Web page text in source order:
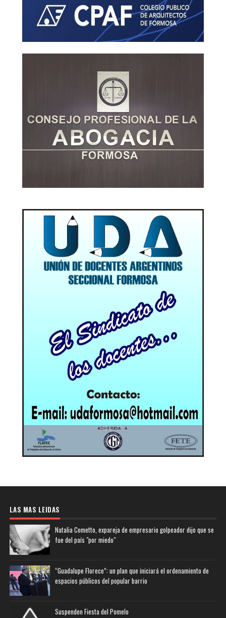
LAS MAS LEIDAS
Natalia Cometto, expareja de empresario golpeador dijo que se
fue del país "por miedo"
“Guadalupe Florece”: un plan que iniciará el ordenamiento de
espacios públicos del popular barrio
Suspenden Fiesta del Pomelo